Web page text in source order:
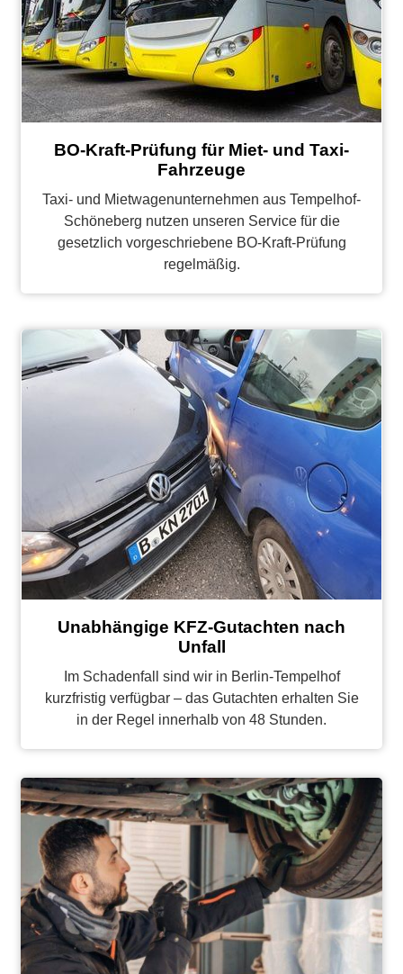
BO-Kraft-Prüfung für Miet- und Taxi-
Fahrzeuge
Taxi- und Mietwagenunternehmen aus Tempelhof-
Schöneberg nutzen unseren Service für die
gesetzlich vorgeschriebene BO-Kraft-Prüfung
regelmäßig.
Unabhängige KFZ-Gutachten nach
Unfall
Im Schadenfall sind wir in Berlin-Tempelhof
kurzfristig verfügbar – das Gutachten erhalten Sie
in der Regel innerhalb von 48 Stunden.